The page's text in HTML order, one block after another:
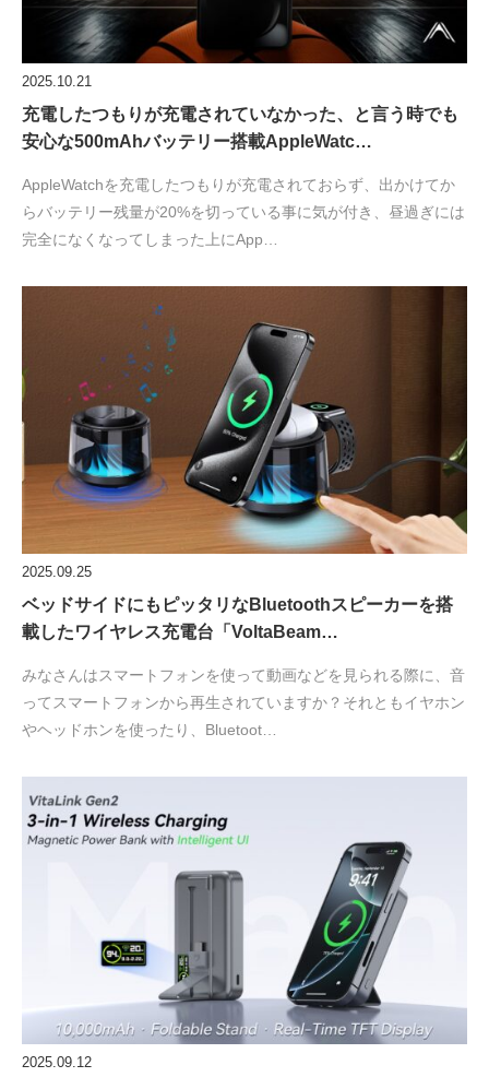
2025.10.21
充電したつもりが充電されていなかった、と言う時でも
安心な500mAhバッテリー搭載AppleWatc…
AppleWatchを充電したつもりが充電されておらず、出かけてか
らバッテリー残量が20%を切っている事に気が付き、昼過ぎには
完全になくなってしまった上にApp…
2025.09.25
ベッドサイドにもピッタリなBluetoothスピーカーを搭
載したワイヤレス充電台「VoltaBeam…
みなさんはスマートフォンを使って動画などを見られる際に、音
ってスマートフォンから再生されていますか？それともイヤホン
やヘッドホンを使ったり、Bluetoot…
2025.09.12